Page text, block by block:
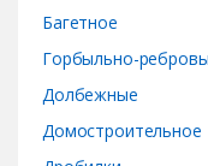
Багетное
Горбыльно-
Долбежные
Домостроительное